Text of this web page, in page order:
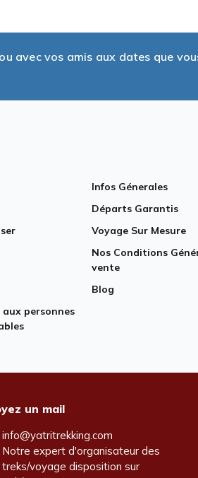
avec vos amis aux dates que
Infos Génerales
Départs Garantis
Voyage Sur Mesure
Nos Conditions
vente
Blog
personnes
un mail
info@yatritrekking.com
Notre expert d'organisateur des
treks/voyage disposition sur